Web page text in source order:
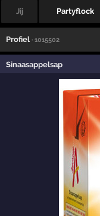
Jij Partyflock
Profiel · 1015502
Sinaasappelsap